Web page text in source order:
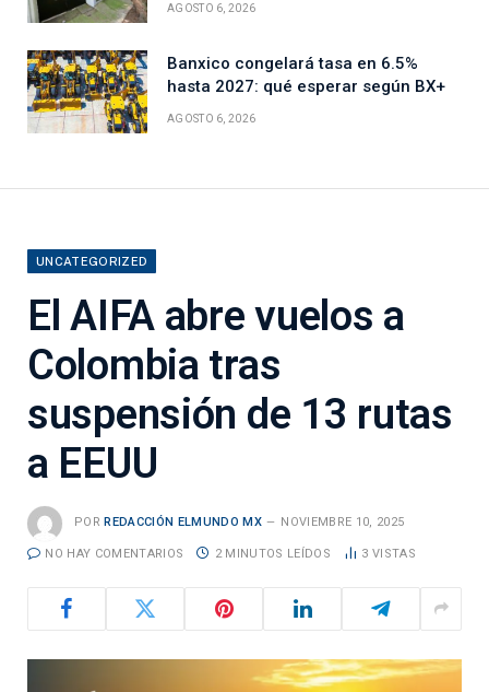
AGOSTO 6, 2026
Banxico congelará tasa en 6.5%
hasta 2027: qué esperar según BX+
AGOSTO 6, 2026
UNCATEGORIZED
El AIFA abre vuelos a
Colombia tras
suspensión de 13 rutas
a EEUU
POR REDACCIÓN ELMUNDO MX NOVIEMBRE 10, 2025
NO HAY COMENTARIOS 2 MINUTOS LEÍDOS 3 VISTAS